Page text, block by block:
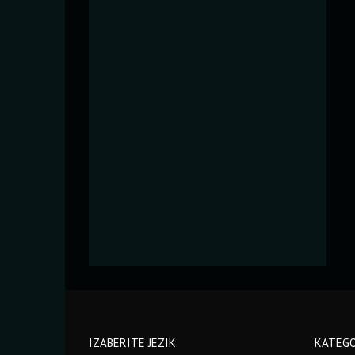
IZABERITE JEZIK